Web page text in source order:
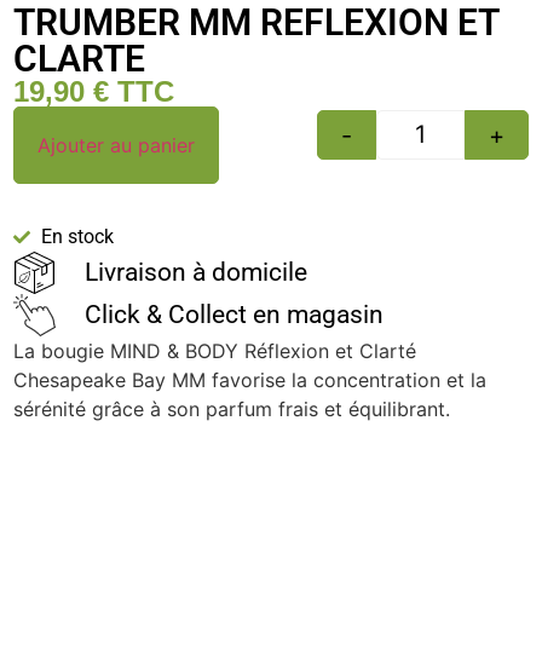
TRUMBER MM REFLEXION ET
CLARTE
19,90€ TTC
- +
Ajouter au panier
En stock
Livraison à domicile
Click & Collect en magasin
La bougie MIND & BODY Réflexion et Clarté
Chesapeake Bay MM favorise la concentration et la
sérénité grâce à son parfum frais et équilibrant.